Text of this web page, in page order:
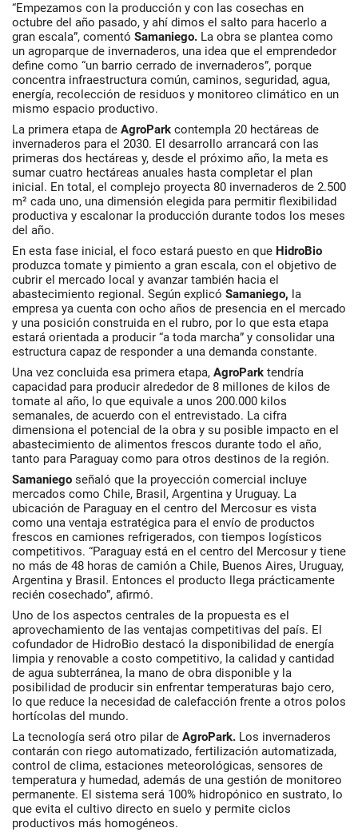
“Empezamos con la producción y con las cosechas en
octubre del año pasado, y ahí dimos el salto para hacerlo a
gran escala”, comentó Samaniego. La obra se plantea como
un agroparque de invernaderos, una idea que el emprendedor
define como “un barrio cerrado de invernaderos”, porque
concentra infraestructura común, caminos, seguridad, agua,
energía, recolección de residuos y monitoreo climático en un
mismo espacio productivo.
La primera etapa de AgroPark contempla 20 hectáreas de
invernaderos para el 2030. El desarrollo arrancará con las
primeras dos hectáreas y, desde el próximo año, la meta es
sumar cuatro hectáreas anuales hasta completar el plan
inicial. En total, el complejo proyecta 80 invernaderos de 2.500
m² cada uno, una dimensión elegida para permitir flexibilidad
productiva y escalonar la producción durante todos los meses
del año.
En esta fase inicial, el foco estará puesto en que HidroBio
produzca tomate y pimiento a gran escala, con el objetivo de
cubrir el mercado local y avanzar también hacia el
abastecimiento regional. Según explicó Samaniego, la
empresa ya cuenta con ocho años de presencia en el mercado
y una posición construida en el rubro, por lo que esta etapa
estará orientada a producir “a toda marcha” y consolidar una
estructura capaz de responder a una demanda constante.
Una vez concluida esa primera etapa, AgroPark tendría
capacidad para producir alrededor de 8 millones de kilos de
tomate al año, lo que equivale a unos 200.000 kilos
semanales, de acuerdo con el entrevistado. La cifra
dimensiona el potencial de la obra y su posible impacto en el
abastecimiento de alimentos frescos durante todo el año,
tanto para Paraguay como para otros destinos de la región.
Samaniego señaló que la proyección comercial incluye
mercados como Chile, Brasil, Argentina y Uruguay. La
ubicación de Paraguay en el centro del Mercosur es vista
como una ventaja estratégica para el envío de productos
frescos en camiones refrigerados, con tiempos logísticos
competitivos. “Paraguay está en el centro del Mercosur y tiene
no más de 48 horas de camión a Chile, Buenos Aires, Uruguay,
Argentina y Brasil. Entonces el producto llega prácticamente
recién cosechado”, afirmó.
Uno de los aspectos centrales de la propuesta es el
aprovechamiento de las ventajas competitivas del país. El
cofundador de HidroBio destacó la disponibilidad de energía
limpia y renovable a costo competitivo, la calidad y cantidad
de agua subterránea, la mano de obra disponible y la
posibilidad de producir sin enfrentar temperaturas bajo cero,
lo que reduce la necesidad de calefacción frente a otros polos
hortícolas del mundo.
La tecnología será otro pilar de AgroPark. Los invernaderos
contarán con riego automatizado, fertilización automatizada,
control de clima, estaciones meteorológicas, sensores de
temperatura y humedad, además de una gestión de monitoreo
permanente. El sistema será 100% hidropónico en sustrato, lo
que evita el cultivo directo en suelo y permite ciclos
productivos más homogéneos.